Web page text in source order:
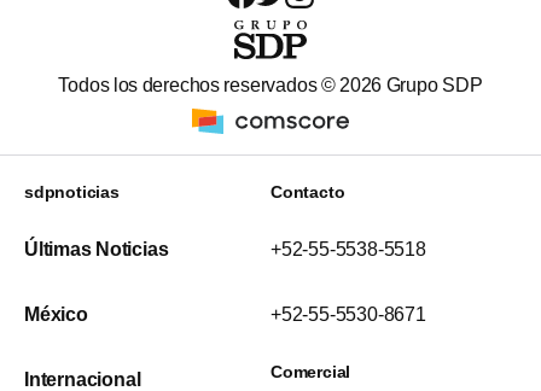
Todos los derechos reservados © 2026 Grupo SDP
sdpnoticias
Últimas Noticias
México
Internacional
Contacto
+52-55-5538-5518
+52-55-5530-8671
Comercial